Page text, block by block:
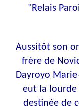
"Relais
Aussitôt son
frère de
Dayroyo
eut la lourde
destinée de